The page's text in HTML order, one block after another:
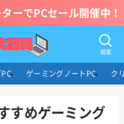
ーでPCセール開催中！
検索
PC ゲーミングノートPC ク
すめゲーミング